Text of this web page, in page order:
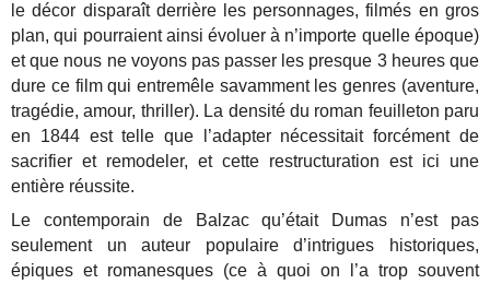
le décor disparaît derrière les personnages, filmés en gros
plan, qui pourraient ainsi évoluer à n’importe quelle époque)
et que nous ne voyons pas passer les presque 3 heures que
dure ce film qui entremêle savamment les genres (aventure,
tragédie, amour, thriller). La densité du roman feuilleton paru
en 1844 est telle que l’adapter nécessitait forcément de
sacrifier et remodeler, et cette restructuration est ici une
entière réussite.
Le contemporain de Balzac qu’était Dumas n’est pas
seulement un auteur populaire d’intrigues historiques,
épiques et romanesques (ce à quoi on l’a trop souvent